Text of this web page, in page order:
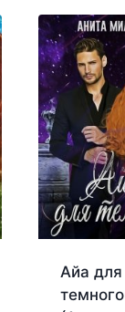
Айа для
темного